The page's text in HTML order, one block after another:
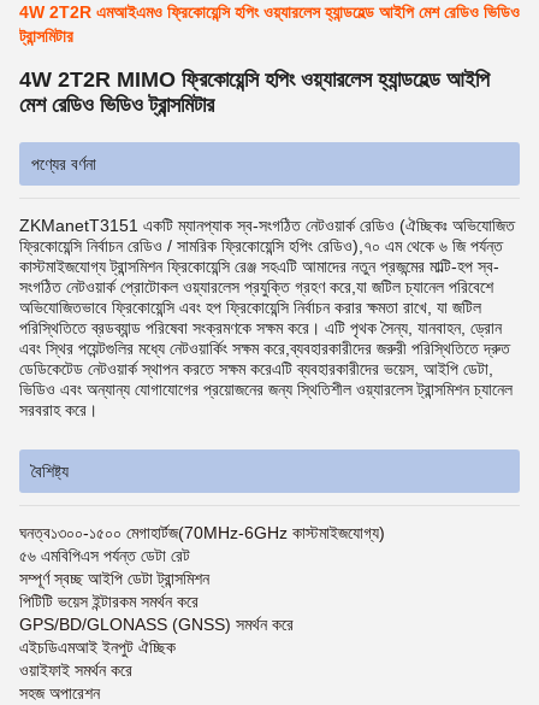
4W 2T2R এমআইএমও ফ্রিকোয়েন্সি হপিং ওয়্যারলেস হ্যান্ডহেল্ড আইপি মেশ রেডিও ভিডিও
ট্রান্সমিটার
4W 2T2R MIMO ফ্রিকোয়েন্সি হপিং ওয়্যারলেস হ্যান্ডহেল্ড আইপি
মেশ রেডিও ভিডিও ট্রান্সমিটার
পণ্যের বর্ণনা
ZKManetT3151 একটি ম্যানপ্যাক স্ব-সংগঠিত নেটওয়ার্ক রেডিও (ঐচ্ছিকঃ অভিযোজিত
ফ্রিকোয়েন্সি নির্বাচন রেডিও / সামরিক ফ্রিকোয়েন্সি হপিং রেডিও),৭০ এম থেকে ৬ জি পর্যন্ত
কাস্টমাইজযোগ্য ট্রান্সমিশন ফ্রিকোয়েন্সি রেঞ্জ সহএটি আমাদের নতুন প্রজন্মের মাল্টি-হপ স্ব-
সংগঠিত নেটওয়ার্ক প্রোটোকল ওয়্যারলেস প্রযুক্তি গ্রহণ করে,যা জটিল চ্যানেল পরিবেশে
অভিযোজিতভাবে ফ্রিকোয়েন্সি এবং হপ ফ্রিকোয়েন্সি নির্বাচন করার ক্ষমতা রাখে, যা জটিল
পরিস্থিতিতে ব্রডব্যান্ড পরিষেবা সংক্রমণকে সক্ষম করে। এটি পৃথক সৈন্য, যানবাহন, ড্রোন
এবং স্থির পয়েন্টগুলির মধ্যে নেটওয়ার্কিং সক্ষম করে,ব্যবহারকারীদের জরুরী পরিস্থিতিতে দ্রুত
ডেডিকেটেড নেটওয়ার্ক স্থাপন করতে সক্ষম করেএটি ব্যবহারকারীদের ভয়েস, আইপি ডেটা,
ভিডিও এবং অন্যান্য যোগাযোগের প্রয়োজনের জন্য স্থিতিশীল ওয়্যারলেস ট্রান্সমিশন চ্যানেল
সরবরাহ করে।
বৈশিষ্ট্য
ঘনত্ব১৩০০-১৫০০ মেগাহার্টজ(70MHz-6GHz কাস্টমাইজযোগ্য)
৫৬ এমবিপিএস পর্যন্ত ডেটা রেট
সম্পূর্ণ স্বচ্ছ আইপি ডেটা ট্রান্সমিশন
পিটিটি ভয়েস ইন্টারকম সমর্থন করে
GPS/BD/GLONASS (GNSS) সমর্থন করে
এইচডিএমআই ইনপুট ঐচ্ছিক
ওয়াইফাই সমর্থন করে
সহজ অপারেশন